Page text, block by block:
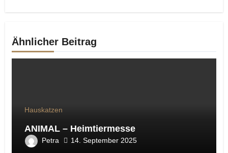
Ähnlicher Beitrag
Hauskatzen
ANIMAL – Heimtiermesse
Petra 14. September 2025